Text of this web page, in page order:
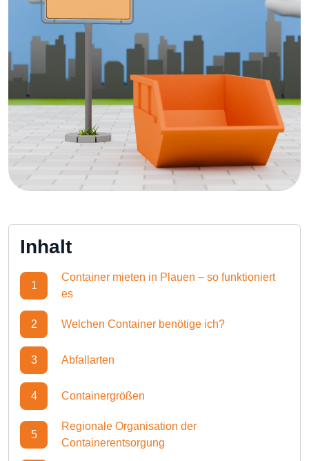
Inhalt
1
Container mieten in Plauen – so funktioniert
es
2 Welchen Container benötige ich?
3 Abfallarten
4 Containergrößen
5
Regionale Organisation der
Containerentsorgung